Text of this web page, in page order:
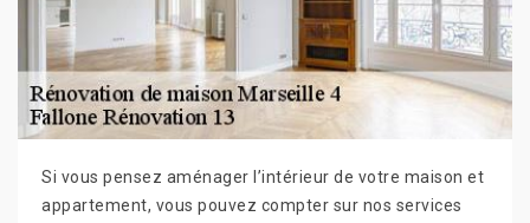
Si vous pensez aménager l’intérieur de votre maison et
appartement, vous pouvez compter sur nos services